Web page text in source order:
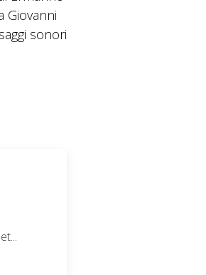
Giovanni
sonori